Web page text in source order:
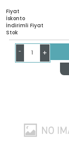
Fiyat
İskonto
İndirimli Fiyat
Stok
- +